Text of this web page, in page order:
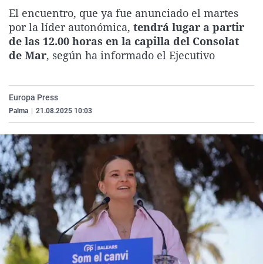
La rosa de los vientos
Gente viajera
Como el perro y el
Caso
Retornados
Equipo de
Extremadura
Galicia
La Rioja
Virales
Televisión
Elecciones
El encuentro, que ya fue anunciado el martes
por la líder autonómica, tendrá lugar a partir
de las 12.00 horas en la capilla del Consolat
de Mar, según ha informado el Ejecutivo
Europa Press
Palma 21.08.2025 10:03